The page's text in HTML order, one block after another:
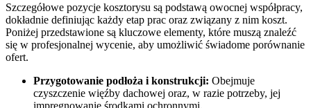
Szczegółowe pozycje kosztorysu są podstawą owocnej współpracy,
dokładnie definiując każdy etap prac oraz związany z nim koszt.
Poniżej przedstawione są kluczowe elementy, które muszą znaleźć
się w profesjonalnej wycenie, aby umożliwić świadome porównanie
ofert.
Przygotowanie podłoża i konstrukcji: Obejmuje
czyszczenie więźby dachowej oraz, w razie potrzeby, jej
impregnowanie środkami ochronnymi.